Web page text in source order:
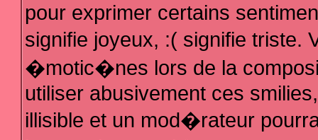
pour exprimer certains
signifie joyeux, :( signifie triste.
�motic�nes lors de la
utiliser abusivement ces
illisible et un mod�rateur